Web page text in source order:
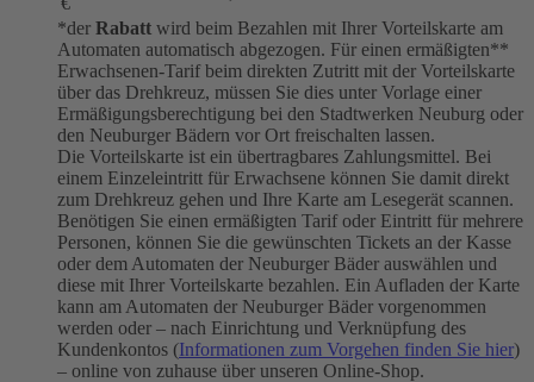
*der Rabatt wird beim Bezahlen mit Ihrer Vorteilskarte am
Automaten automatisch abgezogen. Für einen ermäßigten**
Erwachsenen-Tarif beim direkten Zutritt mit der Vorteilskarte
über das Drehkreuz, müssen Sie dies unter Vorlage einer
Ermäßigungsberechtigung bei den Stadtwerken Neuburg oder
den Neuburger Bädern vor Ort freischalten lassen.
Die Vorteilskarte ist ein übertragbares Zahlungsmittel. Bei
einem Einzeleintritt für Erwachsene können Sie damit direkt
zum Drehkreuz gehen und Ihre Karte am Lesegerät scannen.
Benötigen Sie einen ermäßigten Tarif oder Eintritt für mehrere
Personen, können Sie die gewünschten Tickets an der Kasse
oder dem Automaten der Neuburger Bäder auswählen und
diese mit Ihrer Vorteilskarte bezahlen. Ein Aufladen der Karte
kann am Automaten der Neuburger Bäder vorgenommen
werden oder – nach Einrichtung und Verknüpfung des
Kundenkontos (Informationen zum Vorgehen finden Sie hier)
– online von zuhause über unseren Online-Shop.